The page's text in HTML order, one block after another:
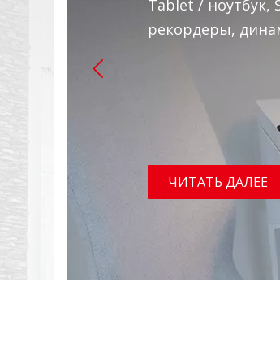
ЧИТАТЬ ДАЛЕЕ
Tablet / ноутбук,
рекордеры,